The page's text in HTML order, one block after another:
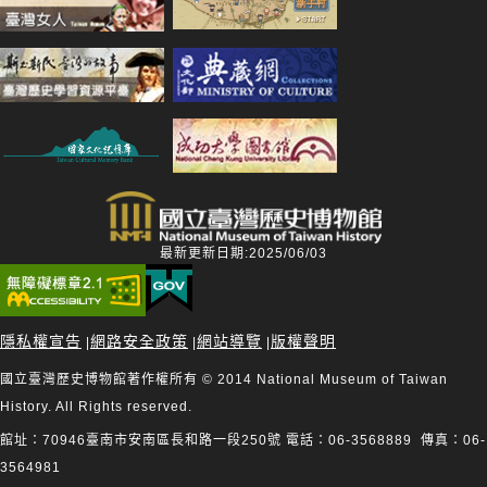
最新更新日期:2025/06/03
隱私權宣告 |網路安全政策 |網站導覽 | 版權聲明
國立臺灣歷史博物館著作權所有 © 2014 National Museum of Taiwan
History. All Rights reserved.
館址：70946臺南市安南區長和路一段250號 電話：06-3568889 傳真：06-
3564981